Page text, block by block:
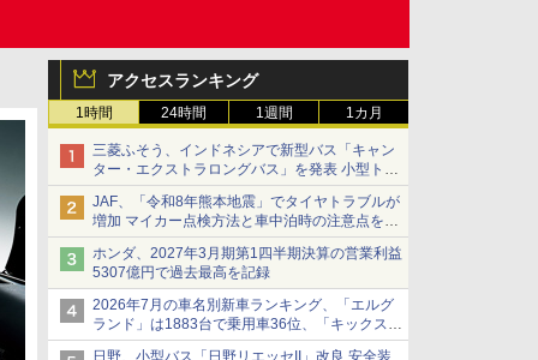
アクセスランキング
1時間 24時間 1週間 1カ月
三菱ふそう、インドネシアで新型バス「キャン
ター・エクストラロングバス」を発表 小型トラ
ックベースの観光・旅客輸送向けバス
JAF、「令和8年熊本地震」でタイヤトラブルが
増加 マイカー点検方法と車中泊時の注意点を呼
びかけ
ホンダ、2027年3月期第1四半期決算の営業利益
5307億円で過去最高を記録
2026年7月の車名別新車ランキング、「エルグ
ランド」は1883台で乗用車36位、「キックス」
は2591台で27位に
日野、小型バス「日野リエッセII」改良 安全装